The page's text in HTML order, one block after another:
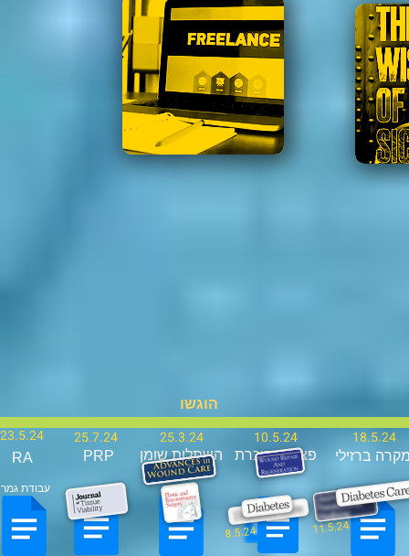
Tips More
Type
Type
פצעים סוכרת ברזילי
10.5.24
11.5.24
8.5.24
18.5.24
השתלות שומן
25.3.24
RA
עבודת גמר
23.5.24
PRP
25.7.24
הוגשו